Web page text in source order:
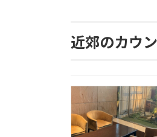
近郊のカウ